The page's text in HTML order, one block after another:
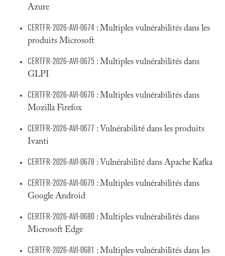
Azure
CERTFR-2026-AVI-0674 : Multiples vulnérabilités dans les
produits Microsoft
CERTFR-2026-AVI-0675 : Multiples vulnérabilités dans
GLPI
CERTFR-2026-AVI-0676 : Multiples vulnérabilités dans
Mozilla Firefox
CERTFR-2026-AVI-0677 : Vulnérabilité dans les produits
Ivanti
CERTFR-2026-AVI-0678 : Vulnérabilité dans Apache Kafka
CERTFR-2026-AVI-0679 : Multiples vulnérabilités dans
Google Android
CERTFR-2026-AVI-0680 : Multiples vulnérabilités dans
Microsoft Edge
CERTFR-2026-AVI-0681 : Multiples vulnérabilités dans les